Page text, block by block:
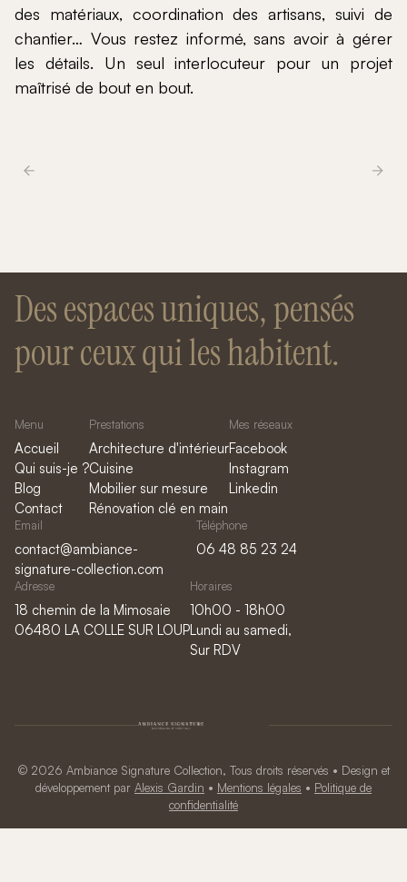
des matériaux, coordination des artisans, suivi de
chantier… Vous restez informé, sans avoir à gérer
les détails. Un seul interlocuteur pour un projet
maîtrisé de bout en bout.
Des espaces uniques, pensés
pour ceux qui les habitent.
Menu
Accueil
Qui suis-je ?
Blog
Contact
Prestations
Architecture d'intérieur
Cuisine
Mobilier sur mesure
Rénovation clé en main
Mes réseaux
Facebook
Instagram
Linkedin
Email
contact@ambiance-
signature-collection.com
Téléphone
06 48 85 23 24
Adresse
18 chemin de la Mimosaie
06480 LA COLLE SUR LOUP
Horaires
10h00 - 18h00
Lundi au samedi,
Sur RDV
© 2026 Ambiance Signature Collection, Tous droits réservés • Design et
développement par Alexis Gardin • Mentions légales • Politique de
confidentialité